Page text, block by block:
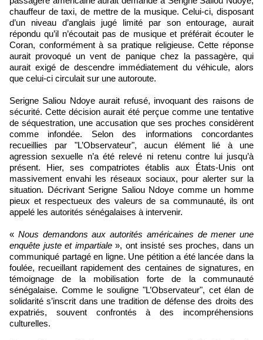
chauffeur de taxi, de mettre de la musique. Celui-ci, disposant
d’un niveau d’anglais jugé limité par son entourage, aurait
répondu qu’il n’écoutait pas de musique et préférait écouter le
Coran, conformément à sa pratique religieuse. Cette réponse
aurait provoqué un vent de panique chez la passagère, qui
aurait exigé de descendre immédiatement du véhicule, alors
que celui-ci circulait sur une autoroute.
Serigne Saliou Ndoye aurait refusé, invoquant des raisons de
sécurité. Cette décision aurait été perçue comme une tentative
de séquestration, une accusation que ses proches considèrent
comme infondée. Selon des informations concordantes
recueillies par "L’Observateur", aucun élément lié à une
agression sexuelle n’a été relevé ni retenu contre lui jusqu’à
présent. Hier, ses compatriotes établis aux États-Unis ont
massivement envahi les réseaux sociaux, pour alerter sur la
situation. Décrivant Serigne Saliou Ndoye comme un homme
pieux et respectueux des valeurs de sa communauté, ils ont
appelé les autorités sénégalaises à intervenir.
« Nous demandons aux autorités américaines de mener une
enquête juste et impartiale», ont insisté ses proches, dans un
communiqué partagé en ligne. Une pétition a été lancée dans la
foulée, recueillant rapidement des centaines de signatures, en
témoignage de la mobilisation forte de la communauté
sénégalaise. Comme le souligne "L’Observateur", cet élan de
solidarité s’inscrit dans une tradition de défense des droits des
expatriés, souvent confrontés à des incompréhensions
culturelles.